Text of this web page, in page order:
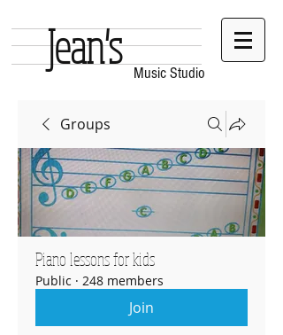
Music Studio
Jean's
Groups
Piano lessons for kids
Public · 248 members
Join